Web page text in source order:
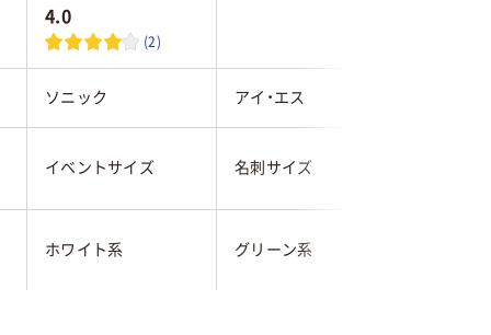
4.0
(2)
ソニック アイ・エス
イベントサイズ 名刺サイズ
ホワイト系 グリーン系